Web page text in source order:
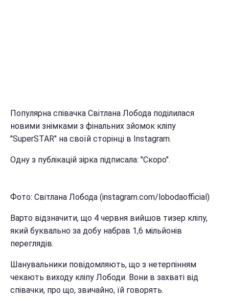
Популярна співачка Світлана Лобода поділилася
новими знімками з фінальних зйомок кліпу
"SuperSTAR" на своїй сторінці в Instagram.
Одну з публікацій зірка підписала: "Скоро".
Фото: Світлана Лобода (instagram.com/lobodaofficial)
Варто відзначити, що 4 червня вийшов тизер кліпу,
який буквально за добу набрав 1,6 мільйонів
переглядів.
Шанувальники повідомляють, що з нетерпінням
чекають виходу кліпу Лободи. Вони в захваті від
співачки, про що, звичайно, їй говорять.